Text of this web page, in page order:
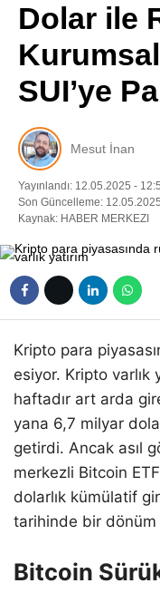
Dolar ile
SUI’ye
Mesut İnan
Yayınlandı: 12.05.2025 -
Son Güncelleme:
Kaynak: HABER MERKEZI
Kripto para
esiyor. Kripto varlık
haftadır art arda
yana 6,7 milyar
getirdi. Ancak asıl
merkezli Bitcoin
dolarlık kümülatif
tarihinde bir dönüm
Bitcoin